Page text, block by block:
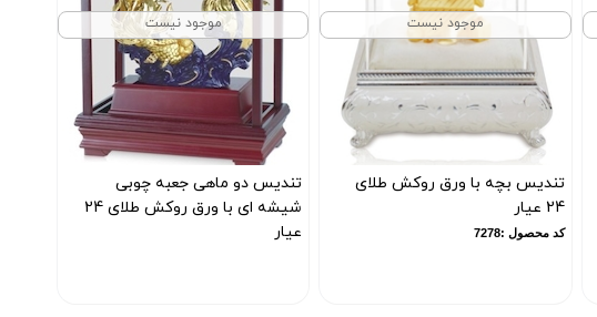
موجود نیست
تندیس بچه با ورق روکش طلای
24 عیار
کد محصول :7278
موجود نیست
تندیس دو ماهی جعبه چوبی
شیشه ای با ورق روکش طلای 24
عیار